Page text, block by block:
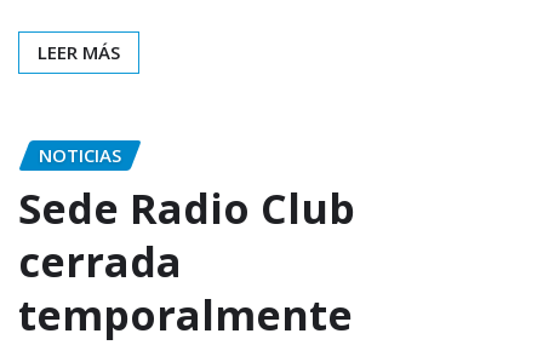
LEER MÁS
NOTICIAS
Sede Radio Club
cerrada
temporalmente